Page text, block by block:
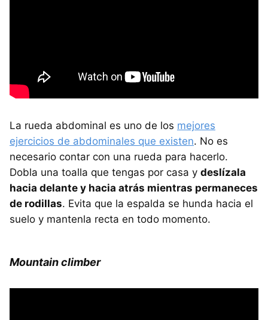
La rueda abdominal es uno de los mejores
ejercicios de abdominales que existen. No es
necesario contar con una rueda para hacerlo.
Dobla una toalla que tengas por casa y deslízala
hacia delante y hacia atrás mientras permaneces
de rodillas. Evita que la espalda se hunda hacia el
suelo y mantenla recta en todo momento.
Mountain climber